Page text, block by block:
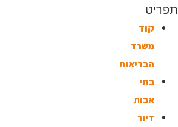
תפריט
קוד
משרד
הבריאות
בתי
אבות
דיור